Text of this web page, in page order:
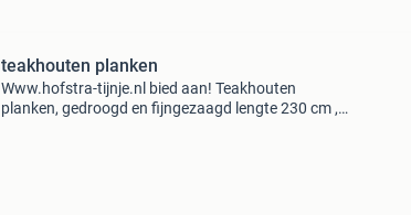
teakhouten planken
Www.hofstra-tijnje.nl bied aan! Teakhouten
planken, gedroogd en fijngezaagd lengte 230 cm ,